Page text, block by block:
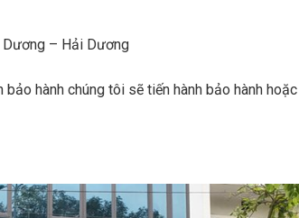
Dương – Hải Dương
hành chúng tôi sẽ tiến hành bảo hành